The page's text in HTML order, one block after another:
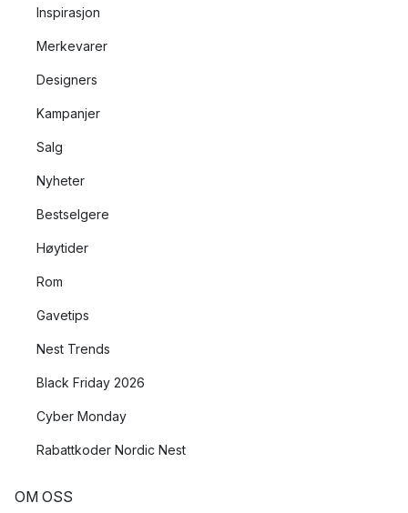
Inspirasjon
Merkevarer
Designers
Kampanjer
Salg
Nyheter
Bestselgere
Høytider
Rom
Gavetips
Nest Trends
Black Friday 2026
Cyber Monday
Rabattkoder Nordic Nest
OM OSS